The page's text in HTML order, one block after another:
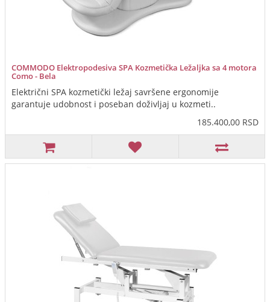
COMMODO Elektropodesiva SPA Kozmetička Ležaljka sa 4 motora
Como - Bela
Električni SPA kozmetički ležaj savršene ergonomije
garantuje udobnost i poseban doživljaj u kozmeti..
185.400,00 RSD